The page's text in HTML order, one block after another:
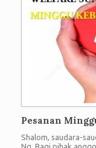
Pesanan
Shalom, saudara-